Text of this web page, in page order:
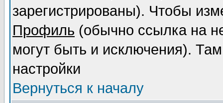
зарегистрированы). Чтобы
Профиль (обычно ссылка на
могут быть и исключения).
настройки
Вернуться к началу